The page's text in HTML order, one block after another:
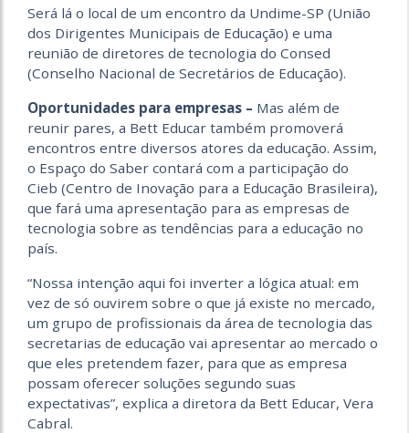
Será lá o local de um encontro da Undime-SP (União
dos Dirigentes Municipais de Educação) e uma
reunião de diretores de tecnologia do Consed
(Conselho Nacional de Secretários de Educação).
Oportunidades para empresas – Mas além de
reunir pares, a Bett Educar também promoverá
encontros entre diversos atores da educação. Assim,
o Espaço do Saber contará com a participação do
Cieb (Centro de Inovação para a Educação Brasileira),
que fará uma apresentação para as empresas de
tecnologia sobre as tendências para a educação no
país.
“Nossa intenção aqui foi inverter a lógica atual: em
vez de só ouvirem sobre o que já existe no mercado,
um grupo de profissionais da área de tecnologia das
secretarias de educação vai apresentar ao mercado o
que eles pretendem fazer, para que as empresa
possam oferecer soluções segundo suas
expectativas”, explica a diretora da Bett Educar, Vera
Cabral.